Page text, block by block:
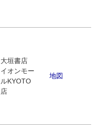
大垣書店
イオンモー
ルKYOTO
店
地図